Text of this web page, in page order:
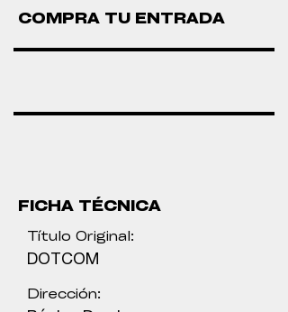
COMPRA TU ENTRADA
FICHA TÉCNICA
Título Original:
DOTCOM
Dirección: